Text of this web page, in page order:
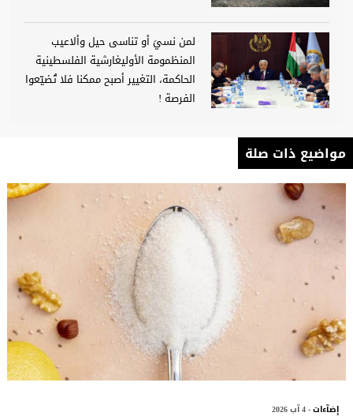
لمن نسيَ أو تناسى حيل وألاعيب
المنظمومة الأوليغارشية الفلسطينية
الحاكمة، التغيير أصبح ممكنا فلا تُضيّعوا
الفرصة !
مواضيع ذات صلة
إضآءات- 4 آب 2026